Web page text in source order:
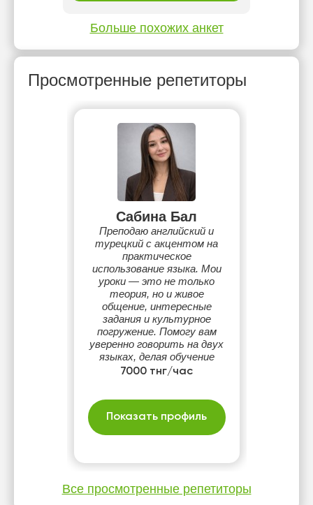
Больше похожих анкет
Просмотренные репетиторы
Сабина Бал
Преподаю английский и
турецкий с акцентом на
практическое
использование языка. Мои
уроки — это не только
теория, но и живое
общение, интересные
задания и культурное
погружение. Помогу вам
уверенно говорить на двух
языках, делая обучение
увлекательным и
7000 тнг/час
Показать профиль
Все просмотренные репетиторы